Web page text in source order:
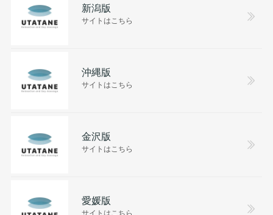
新潟版
サイトはこちら
沖縄版
サイトはこちら
金沢版
サイトはこちら
愛媛版
サイトはこちら